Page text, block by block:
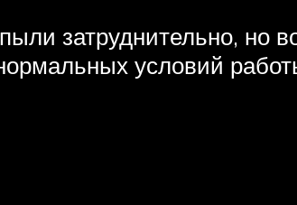
затруднительно, но
условий